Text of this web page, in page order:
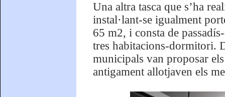
Una altra tasca que s’ha
instal·lant-se igualment
65 m2, i consta de
tres habitacions-dormitori.
municipals van proposar
antigament allotjaven els